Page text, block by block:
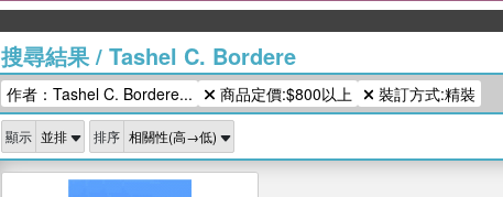
搜尋結果/ Tashel C. Bordere
作者：Tashel C. Bordere... 商品定價:$800以上 裝訂方式:精裝
顯示 排序